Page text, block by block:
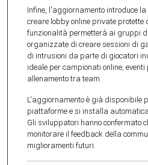
Infine, l'aggiornamento introduce
creare lobby online private
funzionalità permetterà ai gruppi
organizzate di creare sessioni di
di intrusioni da parte di giocatori
ideale per campionati online,
allenamento tra team.
L'aggiornamento è già disponibile
piattaforme e si installa
Gli sviluppatori hanno confermato
monitorare il feedback della
miglioramenti futuri.